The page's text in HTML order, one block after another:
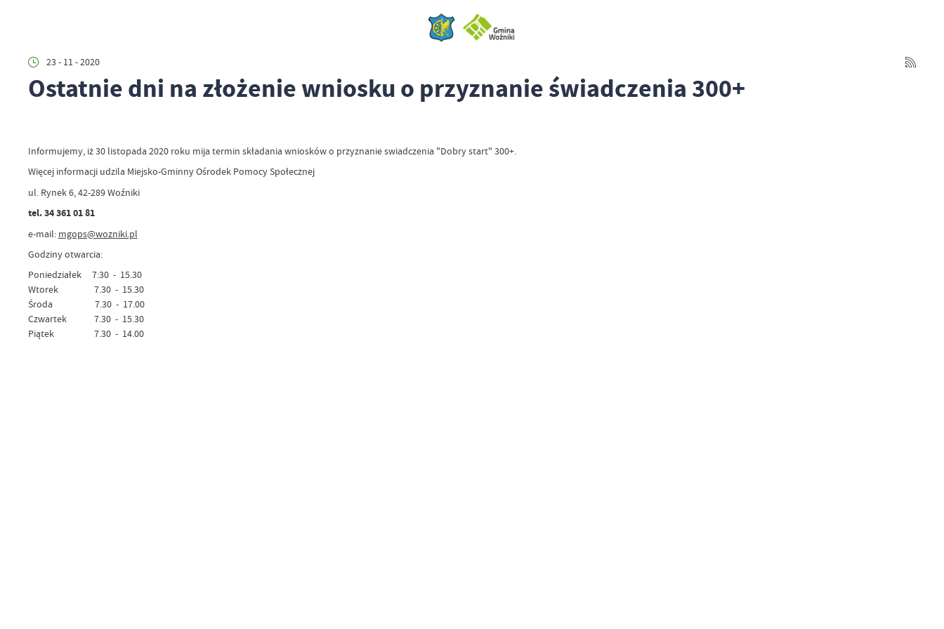
23 - 11 - 2020
Ostatnie dni na złożenie wniosku o przyznanie świadczenia 300+
Informujemy, iż 30 listopada 2020 roku mija termin składania wniosków o przyznanie swiadczenia "Dobry start" 300+.
Więcej informacji udzila Miejsko-Gminny Ośrodek Pomocy Społecznej
ul. Rynek 6, 42-289 Woźniki
tel. 34 361 01 81
e-mail: mgops@wozniki.pl
Godziny otwarcia:
Poniedziałek 7:30 - 15.30
Wtorek 7.30 - 15.30
Środa 7.30 - 17.00
Czwartek 7.30 - 15.30
Piątek 7.30 - 14.00